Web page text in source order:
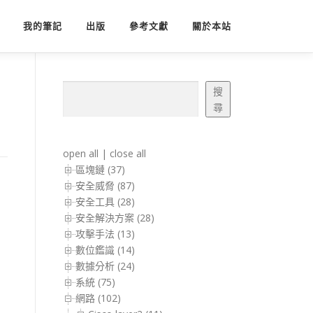
我的筆記 出版 參考文獻 關於本站
搜
尋
open all | close all
區塊鏈 (37)
安全威脅 (87)
安全工具 (28)
安全解決方案 (28)
攻擊手法 (13)
數位鑑識 (14)
數據分析 (24)
系統 (75)
網路 (102)